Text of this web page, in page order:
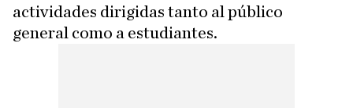
actividades dirigidas tanto al público
general como a estudiantes.